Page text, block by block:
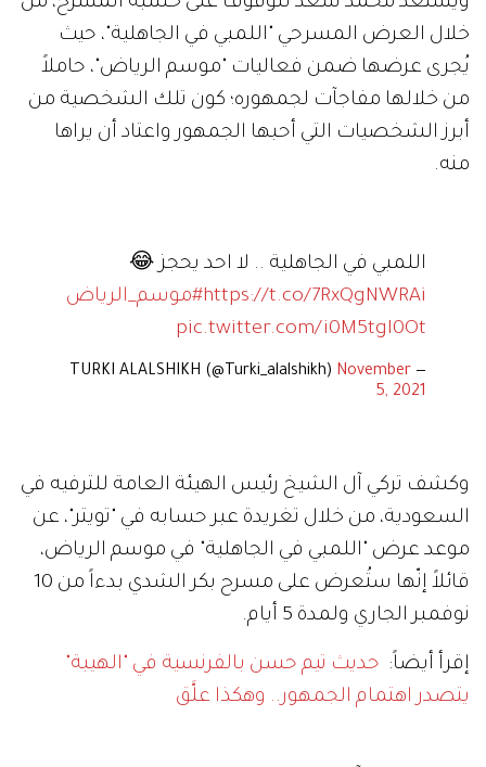
خلال العرض المسرحي "اللمبي في الجاهلية"، حيث
يُجرى عرضها ضمن فعاليات "موسم الرياض"، حاملاً
من خلالها مفاجآت لجمهوره؛ كون تلك الشخصية من
أبرز الشخصيات التي أحبها الجمهور واعتاد أن يراها
منه.
اللمبي في الجاهلية .. لا احد يحجز 😂
https://t.co/7RxQgNWRAi#موسم_الرياض
pic.twitter.com/i0M5tgI0Ot
— TURKI ALALSHIKH (@Turki_alalshikh)
November
5, 2021
وكشف تركي آل الشيخ رئيس الهيئة العامة للترفيه في
السعودية، من خلال تغريدة عبر حسابه في "تويتر"، عن
موعد عرض "اللمبي في الجاهلية" في موسم الرياض،
قائلاً إنّها ستُعرض على مسرح بكر الشدي بدءاً من 10
نوفمبر الجاري ولمدة 5 أيام.
إقرأ أيضاً: حديث تيم حسن بالفرنسية في "الهيبة"
يتصدر اهتمام الجمهور.. وهكذا علَّق